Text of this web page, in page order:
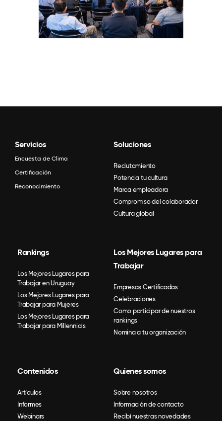
Servicios
Encuesta de Clima
Certificación
Reconocimiento
Soluciones
Reclutamiento
Potencia tu cultura
Marca empleadora
Compromiso del colaborador
Cultura global
Rankings
Los Mejores Lugares para
Trabajar en Uruguay
Los Mejores Lugares para
Trabajar para Mujeres
Los Mejores Lugares para
Trabajar para Millennials
Los Mejores Lugares para
Trabajar
Empresas Certificadas
Celebraciones
Como participar de nuestros
rankings
Nomina a tu organización
Contenidos
Artículos
Informes
Webinars
Quienes somos
Sobre nosotros
Información de contacto
Recibí nuestras novedades